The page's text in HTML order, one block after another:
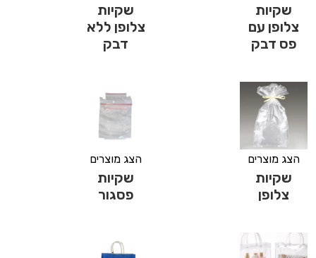
שקיות
צלופן עם
פס דבק
שקיות
צלופן ללא
דבק
הצג מוצרים
שקיות
צלופן
הצג מוצרים
שקיות
פסגור